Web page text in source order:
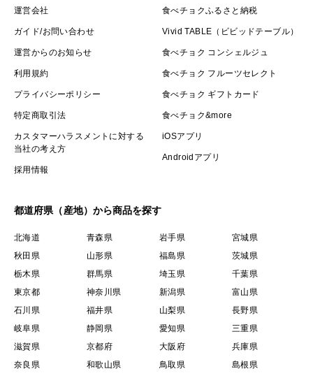
運営会社
ガイド/お問い合わせ
運営からのお知らせ
利用規約
プライバシーポリシー
特定商取引法
カスタマーハラスメントに対する
当社の考え方
採用情報
食べチョクふるさと納税
Vivid TABLE（ビビッドテーブル）
食べチョク コンシェルジュ
食べチョク フルーツセレクト
食べチョク ギフトカード
食べチョク&more
iOSアプリ
Androidアプリ
都道府県（産地）から商品を探す
北海道 青森県 岩手県
宮城県
秋田県
山形県 福島県
茨城県
栃木県
群馬県 埼玉県
千葉県
東京都
神奈川県 新潟県
富山県
石川県
福井県 山梨県
長野県
岐阜県
静岡県 愛知県
三重県
滋賀県
京都府 大阪府
兵庫県
奈良県
和歌山県 鳥取県
島根県